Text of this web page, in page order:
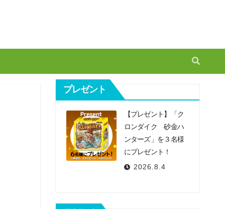
プレゼント
【プレゼント】「ク
ロンダイク 砂金ハ
ンターズ」を３名様
にプレゼント！
2026.8.4